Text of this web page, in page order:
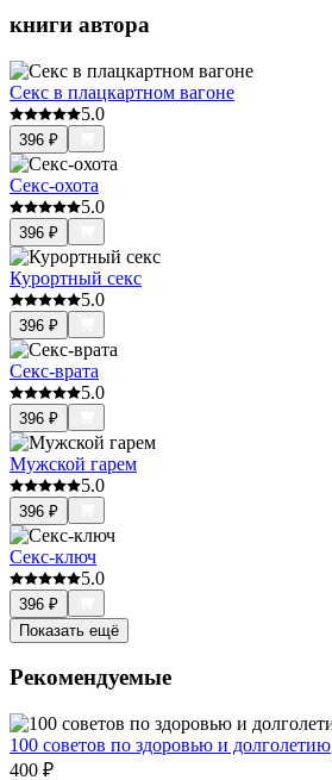
книги автора
Секс в плацкартном вагоне
5.0
396 ₽
Секс-охота
5.0
396 ₽
Курортный секс
5.0
396 ₽
Секс-врата
5.0
396 ₽
Мужской гарем
5.0
396 ₽
Секс-ключ
5.0
396 ₽
Показать ещё
Рекомендуемые
100 советов по здоровью и долголетию
400 ₽